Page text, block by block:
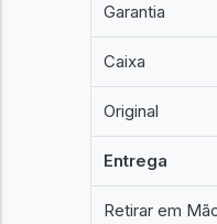
Garantia
Caixa
Original
Entrega
Retirar em